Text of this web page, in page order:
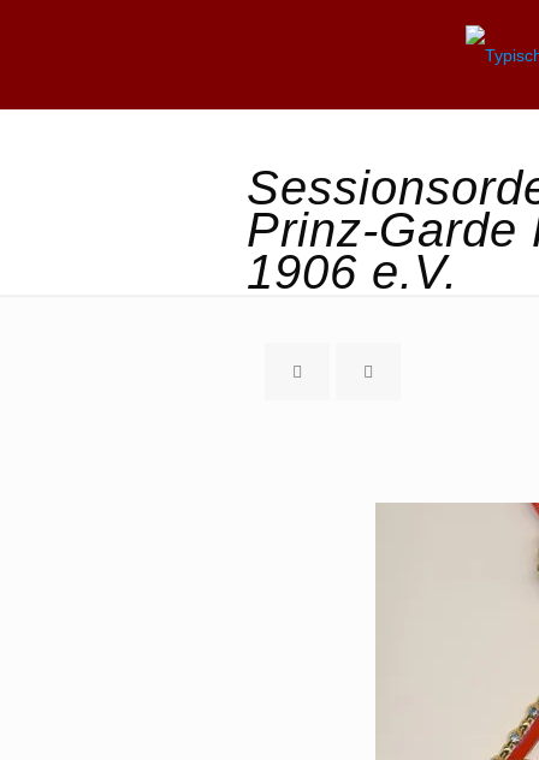
Prinz-Garde
1906 e.V.